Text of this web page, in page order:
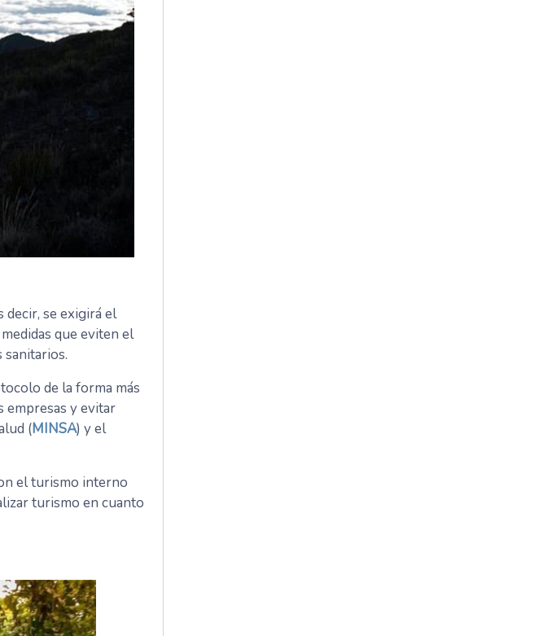
decir, se exigirá el
que eviten el
de la forma más
empresas y evitar
(MINSA) y el
el turismo interno
turismo en cuanto